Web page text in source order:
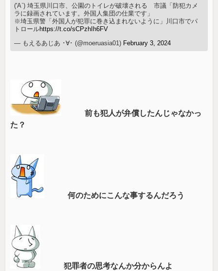
('A`) 埼玉県川口市、公園のトイレが破壊される 市議「防犯カメ
ラに録画されています。外国人集団の仕業です」
※埼玉県警「外国人が犯罪に巻き込まれないように」川口市でパ
トロールhttps://t.co/sCPzhIh6FV
— もえるあじあ ･∀･ (@moeruasia01) February 3, 2024
前も犯人が弁償したんじゃなかっ
た？
何のためにこんな事するんだろう
犯罪者の思考なんか分からんよ